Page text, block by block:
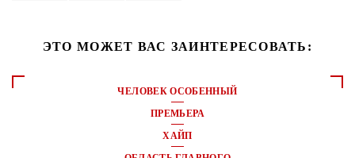
ЭТО МОЖЕТ ВАС ЗАИНТЕРЕСОВАТЬ:
ЧЕЛОВЕК ОСОБЕННЫЙ
ПРЕМЬЕРА
ХАЙП